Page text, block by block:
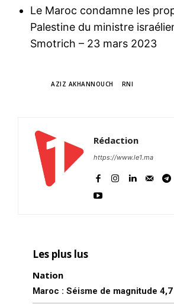
Le Maroc condamne les
Palestine du ministre
Smotrich – 23 mars 2023
AZIZ AKHANNOUCH RNI
Rédaction
https://www.le1.ma
Les plus lus
Nation
Maroc : Séisme de magnitude